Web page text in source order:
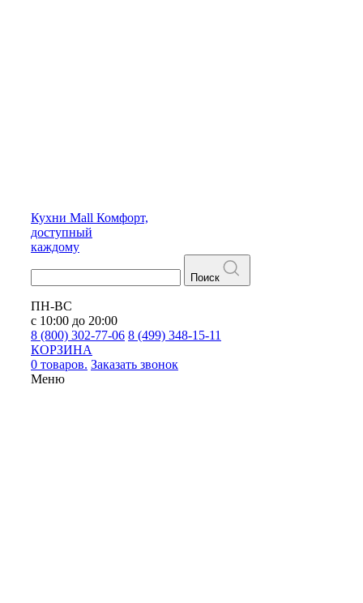
Кухни Mall Комфорт,
доступный
каждому
Поиск
ПН-ВС
с 10:00 до 20:00
8 (800) 302-77-06 8 (499) 348-15-11
КОРЗИНА
0 товаров. Заказать звонок
Меню